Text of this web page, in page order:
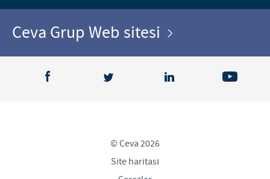
Ceva Grup Web sitesi
© Ceva 2026
Site haritası